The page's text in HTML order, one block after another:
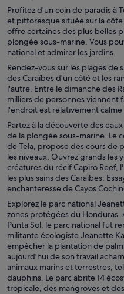
Profitez d'un coin de paradis à
et pittoresque située sur la
offre certaines des plus belles
plongée sous-marine. Vous
national et admirer les jardins.
Rendez-vous sur les plages de
des Caraïbes d'un côté et les
l'autre. Entre le dimanche des
milliers de personnes viennent
l'endroit est relativement calme
Partez à la découverte des
de la plongée sous-marine. Le
de Tela, propose des cours de
les niveaux. Ouvrez grands les
créatures du récif Capiro Reef,
les plus sains des Caraïbes.
enchanteresse de Cayos
Explorez le parc national
zones protégées du Honduras.
Punta Sol, le parc national fut
militante écologiste Jeanette
empêcher la plantation de
aujourd'hui de son travail
animaux marins et terrestres,
dauphins. Le parc abrite 14
tropicale, des mangroves et